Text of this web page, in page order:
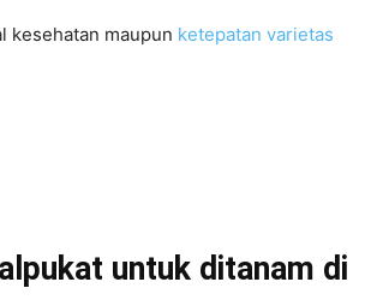
kesehatan maupun ketepatan varietas
untuk ditanam di